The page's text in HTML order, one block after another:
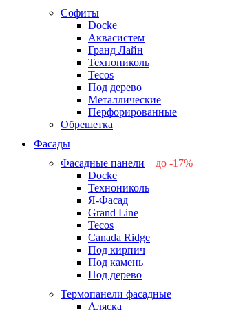
Софиты
Docke
Аквасистем
Гранд Лайн
Технониколь
Tecos
Под дерево
Металлические
Перфорированные
Обрешетка
Фасады
Фасадные панели
до -17%
Docke
Технониколь
Я-Фасад
Grand Line
Tecos
Canada Ridge
Под кирпич
Под камень
Под дерево
Термопанели фасадные
Аляска